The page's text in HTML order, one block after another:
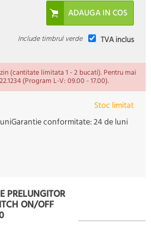
TVA inclus
Include timbrul verde
(cantitate limitata 1 - 2 bucati). Pentru mai
(Program L-V: 09.00 - 17.00).
Stoc limitat
Garantie conformitate:24 de luni
PRELUNGITOR
ON/OFF